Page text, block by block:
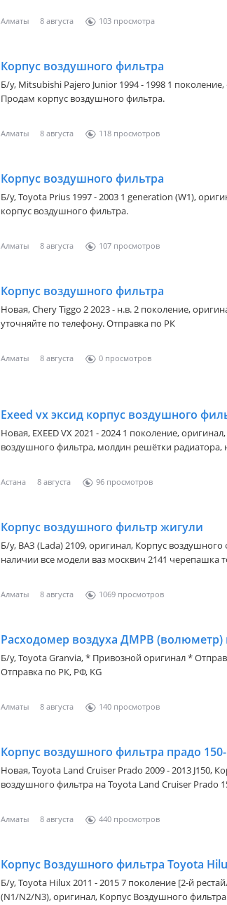
Алматы 8 августа 103
Корпус воздушного фильтра
Б/y, Mitsubishi Pajero Junior 1994 - 1998 1 поколение,
Продам корпус воздушного фильтра.
Алматы 8 августа 118
Корпус воздушного фильтра
Б/y,Toyota Prius 1997 - 2003 1 generation (W1),
корпус воздушного фильтра.
Алматы 8 августа 107
Корпус воздушного фильтра
Новая,Chery Tiggo 2 2023 - н.в. 2 поколение,
уточняйте по телефону. Отправка по РК
Алматы 8 августа 0
Exeed vx эксид корпус воздушного
Новая, EXEED VX 2021 - 2024 1 поколение,
воздушного фильтра, молдин решётки радиатора,
Астана 8 августа 96
Корпус воздушного фильтр жигули
Б/y, ВАЗ (Lada) 2109, оригинал, Корпус воздушного
наличии все модели ваз москвич 2141 черепашка
Алматы 8 августа 1069
Б/y,Toyota Granvia, * Привозной оригинал *
Отправка по РК, РФ, KG
Алматы 8 августа 140
Корпус воздушного фильтра прадо
Новая,Toyota Land Cruiser Prado 2009 - 2013 J150,
воздушного фильтра на Toyota Land Cruiser Prado
Алматы 8 августа 440
Б/y,Toyota Hilux 2011 - 2015 7 поколение [2-й
(N1/N2/N3), оригинал, Корпус Воздушного